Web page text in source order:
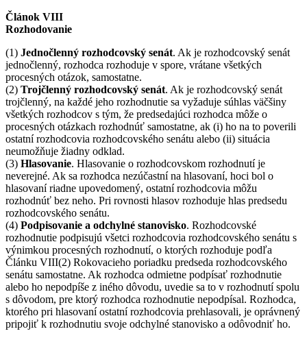
Článok VIII
Rozhodovanie
(1) Jednočlenný rozhodcovský senát. Ak je rozhodcovský senát
jednočlenný, rozhodca rozhoduje v spore, vrátane všetkých
procesných otázok, samostatne.
(2) Trojčlenný rozhodcovský senát. Ak je rozhodcovský senát
trojčlenný, na každé jeho rozhodnutie sa vyžaduje súhlas väčšiny
všetkých rozhodcov s tým, že predsedajúci rozhodca môže o
procesných otázkach rozhodnúť samostatne, ak (i) ho na to poverili
ostatní rozhodcovia rozhodcovského senátu alebo (ii) situácia
neumožňuje žiadny odklad.
(3) Hlasovanie. Hlasovanie o rozhodcovskom rozhodnutí je
neverejné. Ak sa rozhodca nezúčastní na hlasovaní, hoci bol o
hlasovaní riadne upovedomený, ostatní rozhodcovia môžu
rozhodnúť bez neho. Pri rovnosti hlasov rozhoduje hlas predsedu
rozhodcovského senátu.
(4) Podpisovanie a odchylné stanovisko. Rozhodcovské
rozhodnutie podpisujú všetci rozhodcovia rozhodcovského senátu s
výnimkou procesných rozhodnutí, o ktorých rozhoduje podľa
Článku VIII(2) Rokovacieho poriadku predseda rozhodcovského
senátu samostatne. Ak rozhodca odmietne podpísať rozhodnutie
alebo ho nepodpíše z iného dôvodu, uvedie sa to v rozhodnutí spolu
s dôvodom, pre ktorý rozhodca rozhodnutie nepodpísal. Rozhodca,
ktorého pri hlasovaní ostatní rozhodcovia prehlasovali, je oprávnený
pripojiť k rozhodnutiu svoje odchylné stanovisko a odôvodniť ho.